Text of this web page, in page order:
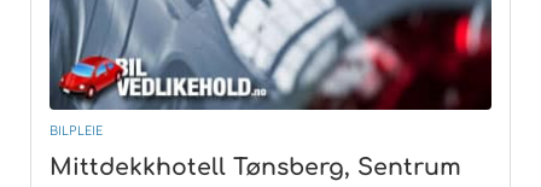
BILPLEIE
Mittdekkhotell Tønsberg, Sentrum